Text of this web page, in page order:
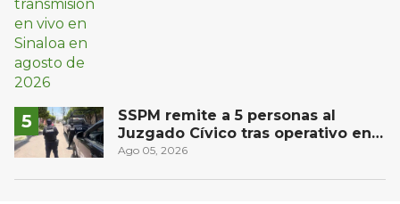
SSPM remite a 5 personas al
Juzgado Cívico tras operativo en
San Juan del Río
Ago 05, 2026